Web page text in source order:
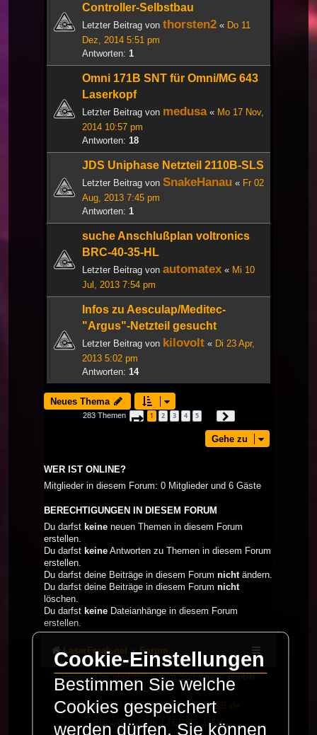
Controller-Selbstbau
Letzter Beitrag von thorsten2 « Do 11
Dez, 2014 5:51 pm
Antworten: 1
Omni 171B SNT für Omni/MG 643
Laserkopf
Letzter Beitrag von medusa« Mo 17 Nov,
2014 10:57 pm
Antworten: 18
JDS Uniphase Netzteil 2110B-SLS
Letzter Beitrag von SnakeHanau « Fr 02
Aug, 2013 7:45 pm
Antworten: 1
suche Anschlußplan voltronics
BRC-40-35-HL
Letzter Beitrag von automatex « Mi 10
Jul, 2013 7:54 pm
Infos zu Aesculap/Meditec-
"Argus"-Netzteil gesucht
Letzter Beitrag von kilovolt « Di 23 Apr,
2013 5:02 pm
Antworten: 14
Neues Thema
283 Themen Seite 1von 10
1 2 3 4 5
Gehe zu
WER IST ONLINE?
Mitglieder in diesem Forum: 0 Mitglieder und 6 Gäste
BERECHTIGUNGEN IN DIESEM FORUM
Du darfst keine neuen Themen in diesem Forum
erstellen.
Du darfst keine Antworten zu Themen in diesem Forum
erstellen.
Du darfst deine Beiträge in diesem Forum nicht ändern.
Du darfst deine Beiträge in diesem Forum nicht
löschen.
Du darfst keine Dateianhänge in diesem Forum
erstellen.
LaserFreak.net Forum
Powered byphpBB® Forum Software © phpBB
Limited
Deutsche Übersetzung durchphpBB.de
PRIVACY_LINK
TERMS_LINK
Cookie-Einstellungen
Bestimmen Sie welche
Cookies gespeichert
werden dürfen. Sie können